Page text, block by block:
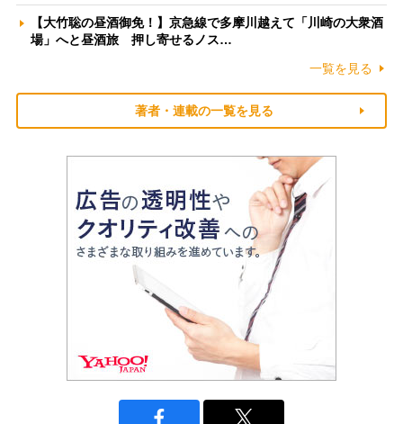
【大竹聡の昼酒御免！】京急線で多摩川越えて「川崎の大衆酒
場」へと昼酒旅 押し寄せるノス…
一覧を見る
著者・連載の一覧を見る